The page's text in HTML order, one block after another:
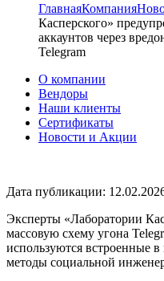
ГлавнаяКомпания
Касперского»
аккаунтов через
Telegram
О компании
Вендоры
Наши клиенты
Сертификаты
Новости и Акции
Дата публикации:
Эксперты «Лаборатории
массовую схему угона
используются встроенные
методы социальной